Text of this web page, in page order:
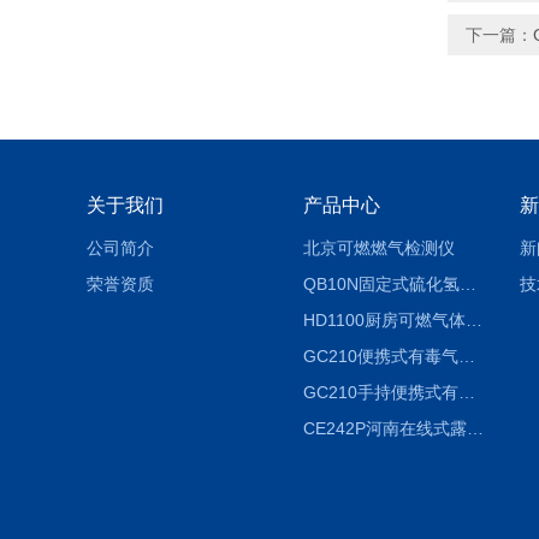
下一篇：
关于我们
公司简介
荣誉资质
产品中心
北京可燃燃气检测仪
QB10N固定式硫化氢气体检测仪H2S气体泄漏探头
HD1100厨房可燃气体泄漏浓度探测器天然气检测仪
GC210便携式有毒气体浓度探测器氨气检测仪养殖场
GC210手持便携式有毒CL2气体探测器氯气检测仪
CE242P河南在线式露点仪